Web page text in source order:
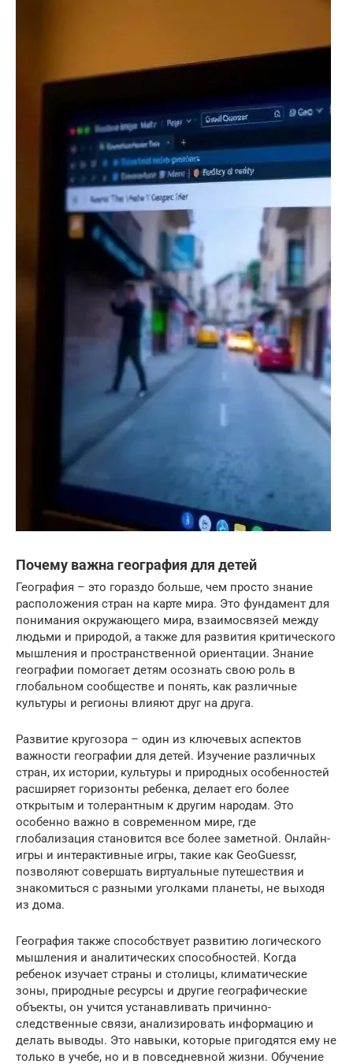
Почему важна география для детей
География – это гораздо больше, чем просто знание
расположения стран на карте мира. Это фундамент для
понимания окружающего мира, взаимосвязей между
людьми и природой, а также для развития критического
мышления и пространственной ориентации. Знание
географии помогает детям осознать свою роль в
глобальном сообществе и понять, как различные
культуры и регионы влияют друг на друга.
Развитие кругозора – один из ключевых аспектов
важности географии для детей. Изучение различных
стран, их истории, культуры и природных особенностей
расширяет горизонты ребенка, делает его более
открытым и толерантным к другим народам. Это
особенно важно в современном мире, где
глобализация становится все более заметной. Онлайн-
игры и интерактивные игры, такие как GeoGuessr,
позволяют совершать виртуальные путешествия и
знакомиться с разными уголками планеты, не выходя
из дома.
География также способствует развитию логического
мышления и аналитических способностей. Когда
ребенок изучает страны и столицы, климатические
зоны, природные ресурсы и другие географические
объекты, он учится устанавливать причинно-
следственные связи, анализировать информацию и
делать выводы. Это навыки, которые пригодятся ему не
только в учебе, но и в повседневной жизни. Обучение